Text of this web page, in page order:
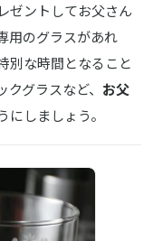
ゼントしてお父さん
用のグラスがあれ
別な時間となること
グラスなど、 お父
にしましょう。